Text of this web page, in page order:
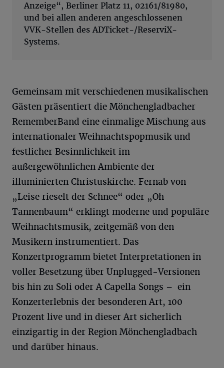
Anzeige“, Berliner Platz 11, 02161/81980,
und bei allen anderen angeschlossenen
VVK-Stellen des ADTicket-/ReserviX-
Systems.
Gemeinsam mit verschiedenen musikalischen
Gästen präsentiert die Mönchengladbacher
RememberBand eine einmalige Mischung aus
internationaler Weihnachtspopmusik und
festlicher Besinnlichkeit im
außergewöhnlichen Ambiente der
illuminierten Christuskirche. Fernab von
„Leise rieselt der Schnee“ oder „Oh
Tannenbaum“ erklingt moderne und populäre
Weihnachtsmusik, zeitgemäß von den
Musikern instrumentiert. Das
Konzertprogramm bietet Interpretationen in
voller Besetzung über Unplugged-Versionen
bis hin zu Soli oder A Capella Songs – ein
Konzerterlebnis der besonderen Art, 100
Prozent live und in dieser Art sicherlich
einzigartig in der Region Mönchengladbach
und darüber hinaus.